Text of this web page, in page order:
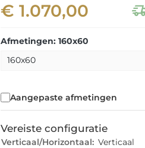
€ 1.070,00
Afmetingen: 160x60
Aangepaste afmetingen
Vereiste configuratie
Verticaal/Horizontaal: Verticaal